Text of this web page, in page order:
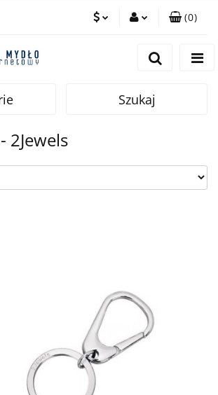
Dodaj zgłoszenie
(0)
Szukaj
2Jewels